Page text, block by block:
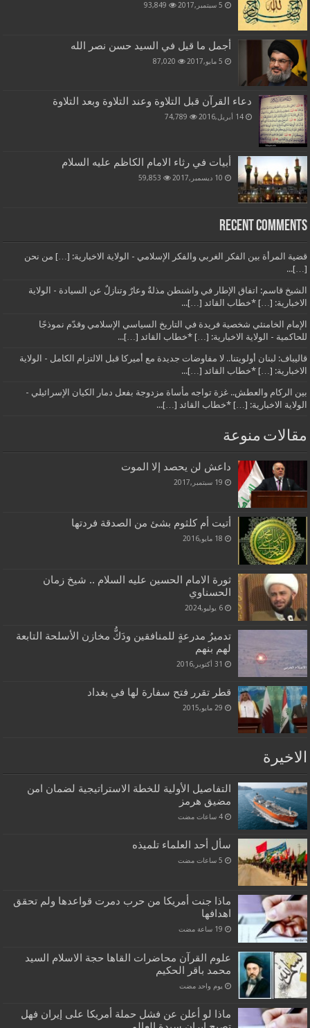
5 سبتمبر,2017 93,849
أجمل ما قيل في السيد حسن نصر الله
5 مايو,2017 87,020
دعاء القرآن قبل التلاوة وعند التلاوة وبعد التلاوة
14 أبريل,2016 74,789
أبيات في رثاء الامام الكاظم عليه السلام
10 ديسمبر,2017 59,853
Recent Comments
قضية المرأة بين الفكر الغربي والفكر الإسلامي - الولاية الاخبارية: […] من نحن
[…]...
الشيخ قاسم: اتفاق الإطار في واشنطن مذلةٌ وعارٌ وتنازلٌ عن السيادة - الولاية
الاخبارية: […] *خطاب القائد […]...
الإمام الخامنئي شخصية فريدة في التاريخ السياسي الإسلامي وقدّم نموذجًا
للحاكمية - الولاية الاخبارية: […] *خطاب القائد […]...
قاليباف: لبنان أولويتنا.. لا مفاوضات جديدة مع أميركا قبل الالتزام الكامل - الولاية
الاخبارية: […] *خطاب القائد […]...
بين الركام والعطش.. غزة تواجه مأساة مزدوجة بفعل دمار الكيان الإسرائيلي -
الولاية الاخبارية: […] *خطاب القائد […]...
مقالات منوعة
داعش لن يحصد إلا الموت
19 سبتمبر,2017
أتيت أم كلثوم بشئ من الصدقة فردتها
18 مايو,2016
ثورة الامام الحسين عليه السلام .. شيخ زمان
الحسناوي
6 يوليو,2024
تدميرُ مدرعةٍ للمنافقين ودَكُّ مخازن الأسلحة التابعة
لهم بنهم
31 أكتوبر,2016
قطر تقرر فتح سفارة لها في بغداد
29 مايو,2015
الاخيرة
التفاصيل الأولية للخطة الاستراتيجية لضمان امن
مضيق هرمز
‏4 ساعات مضت
سأل أحد العلماء تلميذه
ماذا جنت أمريكا من حرب دمرت قواعدها ولم تحقق
اهدافها
علوم القرآن محاضرات القاها حجة الاسلام السيد
محمد باقر الحكيم
‏يوم واحد مضت
ماذا لو أعلن عن فشل حملة أمريكا على إيران فهل